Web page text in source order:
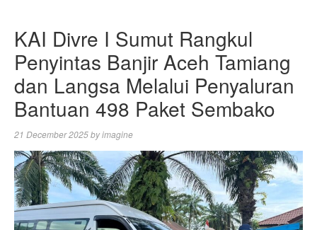
KAI Divre I Sumut Rangkul
Penyintas Banjir Aceh Tamiang
dan Langsa Melalui Penyaluran
Bantuan 498 Paket Sembako
21 December 2025byimagine